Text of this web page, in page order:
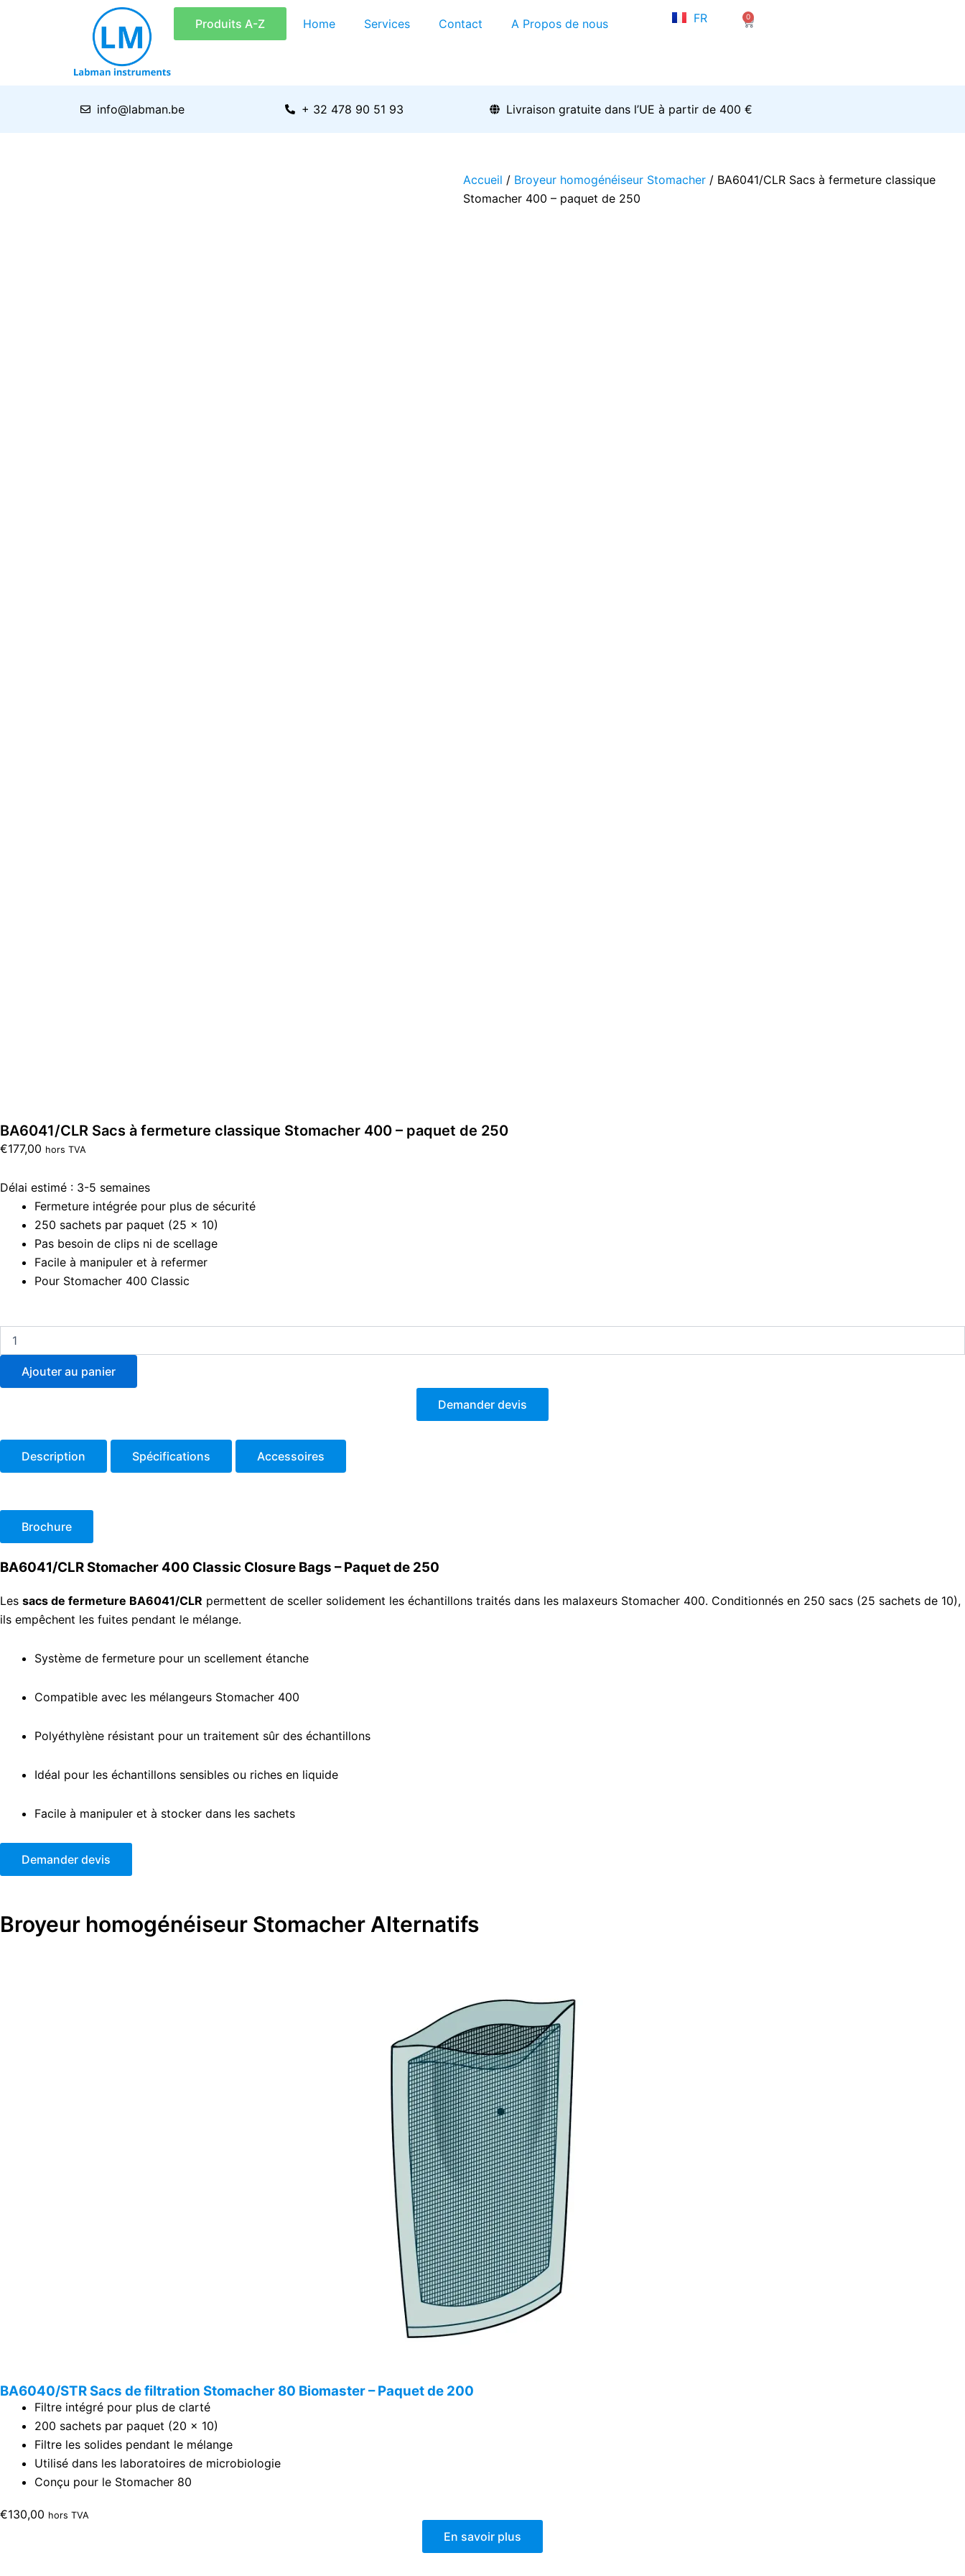
Produits A-Z Home Services Contact A Propos de nous FR
EN
0
Panier
info@labman.be + 32 478 90 51 93 Livraison gratuite dans l’UE à partir de 400 €
Accueil / Broyeur homogénéiseur Stomacher / BA6041/CLR Sacs à fermeture classique
Stomacher 400 – paquet de 250
BA6041/CLR Sacs à fermeture classique Stomacher 400 – paquet de 250
€177,00 hors TVA
Délai estimé : 3-5 semaines
Fermeture intégrée pour plus de sécurité
250 sachets par paquet (25 x 10)
Pas besoin de clips ni de scellage
Facile à manipuler et à refermer
Pour Stomacher 400 Classic
BA6041/CLR
Sacs
à
paquet
Ajouter au panier
Demander devis
Description Spécifications Accessoires
Brochure
BA6041/CLR Stomacher 400 Classic Closure Bags – Paquet de 250
Les sacs de fermeture BA6041/CLR permettent de sceller solidement les échantillons traités dans les malaxeurs Stomacher 400. Conditionnés en 250 sacs (25 sachets de 10),
ils empêchent les fuites pendant le mélange.
Système de fermeture pour un scellement étanche
Compatible avec les mélangeurs Stomacher 400
Polyéthylène résistant pour un traitement sûr des échantillons
Idéal pour les échantillons sensibles ou riches en liquide
Facile à manipuler et à stocker dans les sachets
Demander devis
Broyeur homogénéiseur StomacherAlternatifs
BA6040/STR Sacs de filtration Stomacher 80 Biomaster – Paquet de 200
Filtre intégré pour plus de clarté
200 sachets par paquet (20 x 10)
Filtre les solides pendant le mélange
Utilisé dans les laboratoires de microbiologie
Conçu pour le Stomacher 80
€130,00 hors TVA
En savoir plus